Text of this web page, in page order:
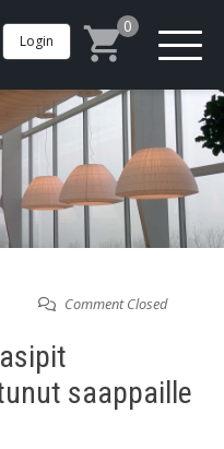
Login
0
Comment Closed
saappaille